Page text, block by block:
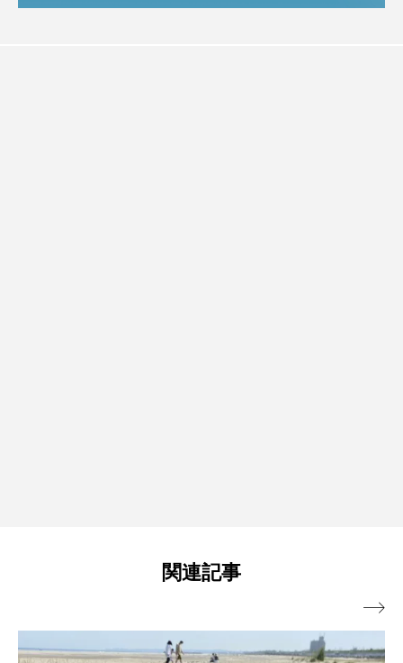
関連記事
